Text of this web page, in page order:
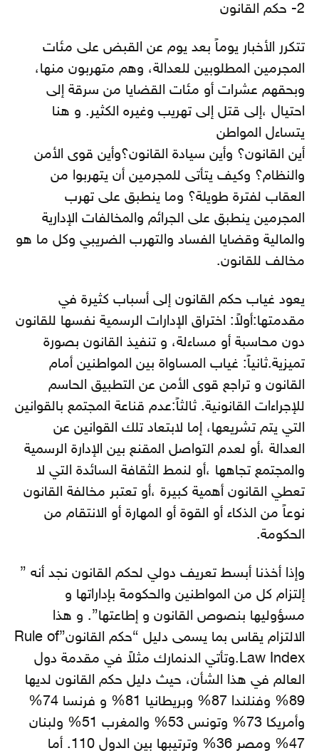
2- حكم القانون
تتكرر الأخبار يوماً بعد يوم عن القبض على مئات
المجرمين المطلوبين للعدالة، وهم متهربون منها،
وبحقهم عشرات أو مئات القضايا من سرقة إلى
احتيال ،إلى قتل إلى تهريب وغيره الكثير. و هنا
يتساءل المواطن
أين القانون؟ وأين سيادة القانون؟وأين قوى الأمن
والنظام؟ وكيف يتأتى للمجرمين أن يتهربوا من
العقاب لفترة طويلة؟ وما ينطبق على تهرب
المجرمين ينطبق على الجرائم والمخالفات الإدارية
والمالية وقضايا الفساد والتهرب الضريبي وكل ما هو
مخالف للقانون.
يعود غياب حكم القانون إلى أسباب كثيرة في
مقدمتها:أولاً: اختراق الإدارات الرسمية نفسها للقانون
دون محاسبة أو مساءلة، و تنفيذ القانون بصورة
تميزية.ثانياً: غياب المساواة بين المواطنين أمام
القانون و تراجع قوى الأمن عن التطبيق الحاسم
للإجراءات القانونية. ثالثاً:عدم قناعة المجتمع بالقوانين
التي يتم تشريعها، إما لابتعاد تلك القوانين عن
العدالة ،أو لعدم التواصل المقنع بين الإدارة الرسمية
والمجتمع تجاهها ،أو لنمط الثقافة السائدة التي لا
تعطي القانون أهمية كبيرة ،أو تعتبر مخالفة القانون
نوعاً من الذكاء أو القوة أو المهارة أو الانتقام من
الحكومة.
وإذا أخذنا أبسط تعريف دولي لحكم القانون نجد أنه ”
إلتزام كل من المواطنين والحكومة بإداراتها و
مسؤوليها بنصوص القانون و إطاعتها”. و هذا
الالتزام يقاس بما يسمى دليل “حكم القانون”Rule of
Law Index.وتأتي الدنمارك مثلاً في مقدمة دول
العالم في هذا الشأن، حيث دليل حكم القانون لديها
89% وفنلندا 87% وبريطانيا 81% و فرنسا 74%
وأمريكا 73% وتونس 53% والمغرب 51% ولبنان
47% ومصر 36% وترتيبها بين الدول 110. أما